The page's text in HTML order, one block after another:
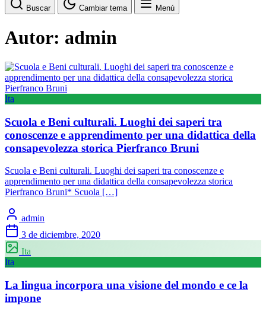
Buscar Cambiar tema Menú
Autor: admin
Ita
Scuola e Beni culturali. Luoghi dei saperi tra
conoscenze e apprendimento per una didattica della
consapevolezza storica Pierfranco Bruni
Scuola e Beni culturali. Luoghi dei saperi tra conoscenze e
apprendimento per una didattica della consapevolezza storica
Pierfranco Bruni* Scuola […]
admin
3 de diciembre, 2020
Ita
Ita
La lingua incorpora una visione del mondo e ce la
impone